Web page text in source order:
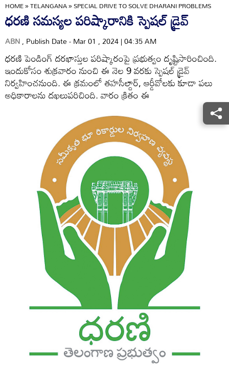
HOME»TELANGANA»SPECIAL DRIVE TO SOLVE DHARANI PROBLEMS
ధరణి సమస్యల పరిష్కారానికి స్పెషల్‌ డ్రైవ్‌
ABN, Publish Date - Mar 01 , 2024 | 04:35 AM
ధరణి పెండింగ్‌ దరఖాస్తుల పరిష్కారంపై ప్రభుత్వం దృష్టిసారించింది.
ఇందుకోసం శుక్రవారం నుంచి ఈ నెల 9 వరకు స్పెషల్‌ డ్రైవ్‌
నిర్వహించనుంది. ఈ క్రమంలో తహసీల్దార్‌, ఆర్డీవోలకు కూడా పలు
అధికారాలను దఖలుపరిచింది. వారం క్రితం ఈ